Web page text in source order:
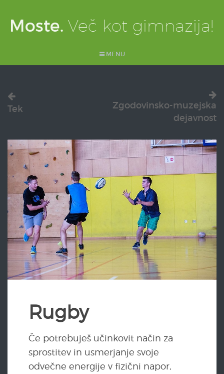
MENU
Tek
Zgodovinsko-muzejska
dejavnost
Rugby
Če potrebuješ učinkovit način za
sprostitev in usmerjanje svoje
odvečne energije v fizični napor,